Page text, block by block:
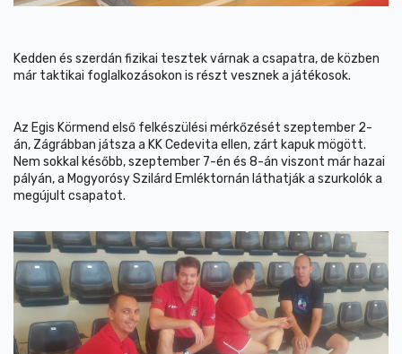
Kedden és szerdán fizikai tesztek várnak a csapatra, de közben
már taktikai foglalkozásokon is részt vesznek a játékosok.
Az Egis Körmend első felkészülési mérkőzését szeptember 2-
án, Zágrábban játsza a KK Cedevita ellen, zárt kapuk mögött.
Nem sokkal később, szeptember 7-én és 8-án viszont már hazai
pályán, a Mogyorósy Szilárd Emléktornán láthatják a szurkolók a
megújult csapatot.